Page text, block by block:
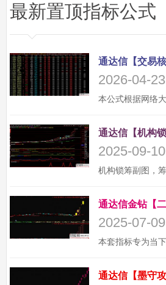
最新置顶指标公式
2026-04-23
2025-09-10
2025-07-09